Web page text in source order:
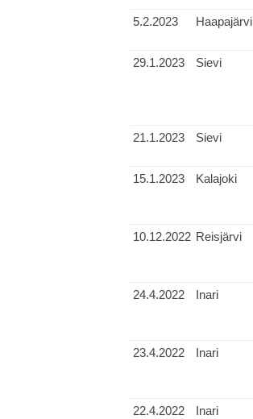
5.2.2023 Haapajärvi
29.1.2023
Sievi
21.1.2023 Sievi
15.1.2023
Kalajoki
10.12.2022 Reisjärvi
24.4.2022 Inari
23.4.2022 Inari
22.4.2022 Inari